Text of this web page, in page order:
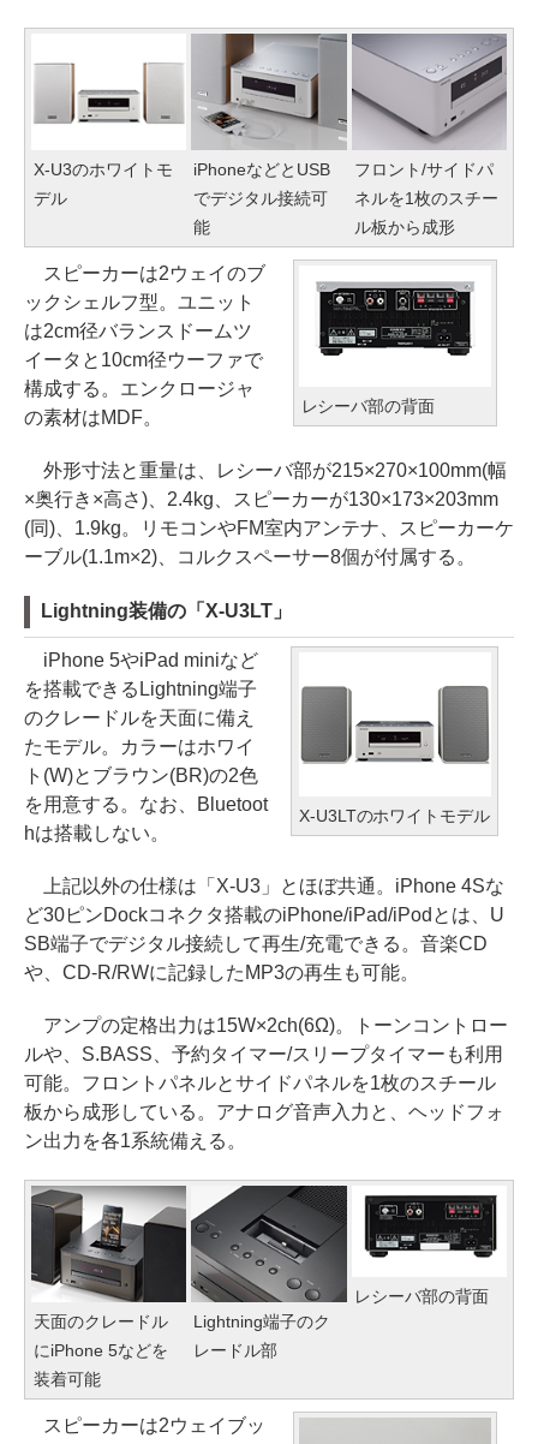
X-U3のホワイトモ
デル
iPhoneなどとUSB
でデジタル接続可
能
フロント/サイドパ
ネルを1枚のスチー
ル板から成形
レシーバ部の背面
スピーカーは2ウェイのブ
ックシェルフ型。ユニット
は2cm径バランスドームツ
イータと10cm径ウーファで
構成する。エンクロージャ
の素材はMDF。
外形寸法と重量は、レシーバ部が215×270×100mm(幅
×奥行き×高さ)、2.4kg、スピーカーが130×173×203mm
(同)、1.9kg。リモコンやFM室内アンテナ、スピーカーケ
ーブル(1.1m×2)、コルクスペーサー8個が付属する。
Lightning装備の「X-U3LT」
X-U3LTのホワイトモデル
iPhone 5やiPad miniなど
を搭載できるLightning端子
のクレードルを天面に備え
たモデル。カラーはホワイ
ト(W)とブラウン(BR)の2色
を用意する。なお、Bluetoot
hは搭載しない。
上記以外の仕様は「X-U3」とほぼ共通。iPhone 4Sな
ど30ピンDockコネクタ搭載のiPhone/iPad/iPodとは、U
SB端子でデジタル接続して再生/充電できる。音楽CD
や、CD-R/RWに記録したMP3の再生も可能。
アンプの定格出力は15W×2ch(6Ω)。トーンコントロー
ルや、S.BASS、予約タイマー/スリープタイマーも利用
可能。フロントパネルとサイドパネルを1枚のスチール
板から成形している。アナログ音声入力と、ヘッドフォ
ン出力を各1系統備える。
天面のクレードル
にiPhone 5などを
装着可能
Lightning端子のク
レードル部
レシーバ部の背面
スピーカーは2ウェイブッ